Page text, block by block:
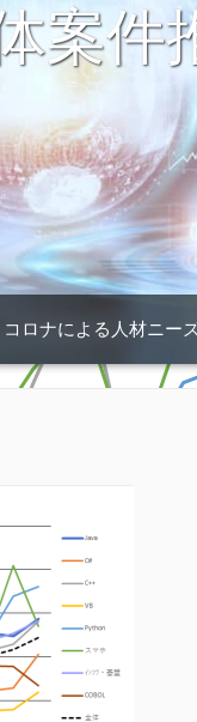
案件
コロナによる人材ニー